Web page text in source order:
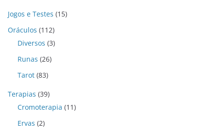
Jogos e Testes (15)
Oráculos (112)
Diversos (3)
Runas (26)
Tarot (83)
Terapias (39)
Cromoterapia (11)
Ervas (2)